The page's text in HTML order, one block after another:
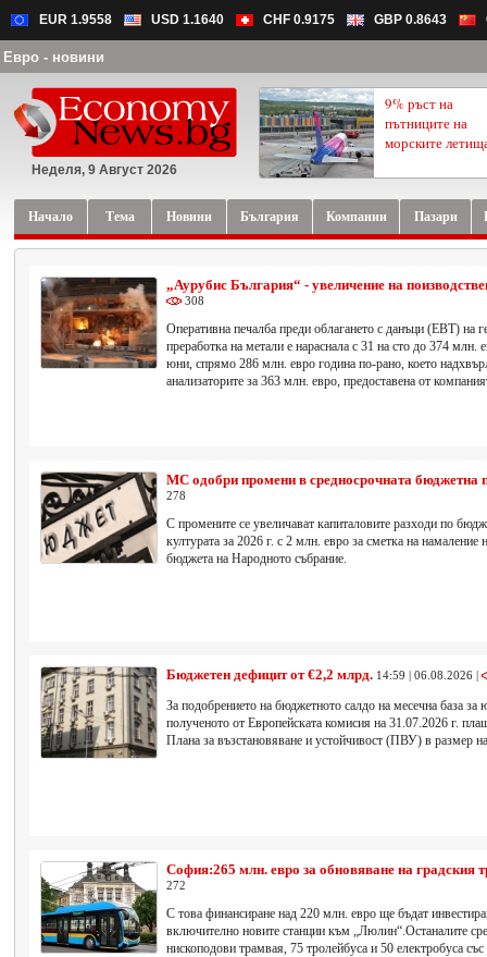
EUR 1.9558 USD 1.1640 CHF 0.9175 GBP 0.8643
Евро - новини
Неделя, 9 Август 2026
9% ръст на
пътниците на
морските
Начало Тема Новини България Компании Пазари
„Аурубис България“ - увеличение на
308
Оперативна печалба преди облагането с данъци (EBT) на
преработка на метали е нараснала с 31 на сто до 374
юни, спрямо 286 млн. евро година по-рано, което
анализаторите за 363 млн. евро, предоставена от
МС одобри промени в средносрочната бюджетна
278
С промените се увеличават капиталовите разходи по
културата за 2026 г. с 2 млн. евро за сметка на намаление
бюджета на Народното събрание.
Бюджетен дефицит от €2,2 млрд. 14:59 | 06.08.2026 |
За подобрението на бюджетното салдо на месечна база за
полученото от Европейската комисия на 31.07.2026 г.
Плана за възстановяване и устойчивост (ПВУ) в размер
София:265 млн. евро за обновяване на градския
272
С това финансиране над 220 млн. евро ще бъдат
включително новите станции към „Люлин“.Останалите
нископодови трамвая, 75 тролейбуса и 50 електробуса